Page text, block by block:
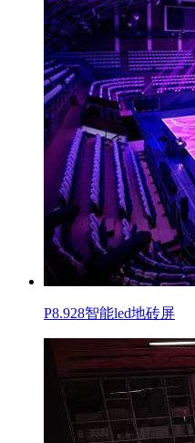
P8.928智能led地砖屏